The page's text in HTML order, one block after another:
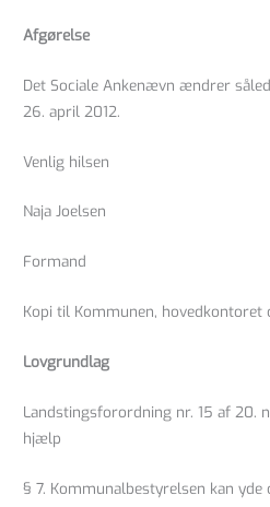
Afgørelse
Det Sociale Ankenævn ændrer
26. april 2012.
Venlig hilsen
Naja Joelsen
Formand
Kopi til Kommunen, hovedkontoret
Lovgrundlag
Landstingsforordning nr. 15 af 20.
hjælp
§ 7. Kommunalbestyrelsen kan